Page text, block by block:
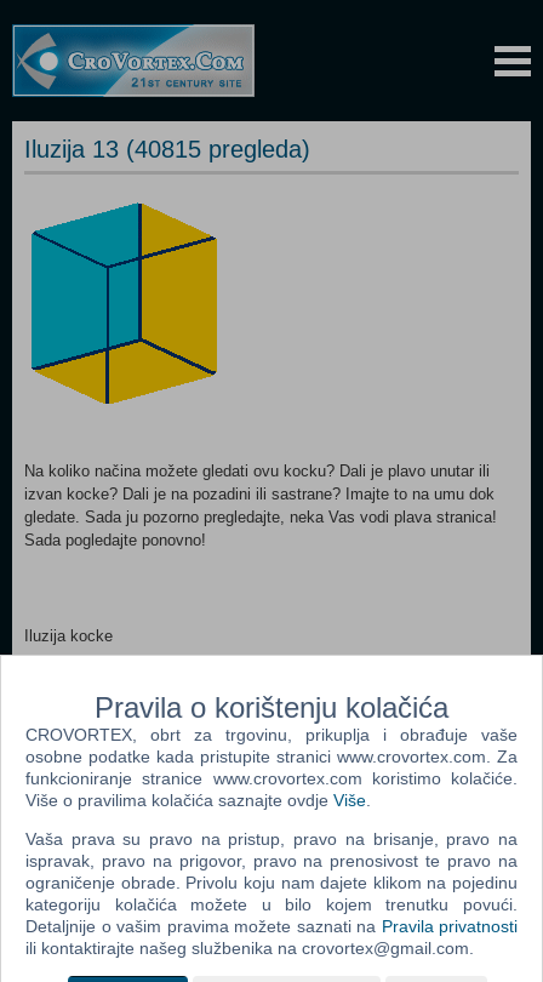
Iluzija 13 (40815 pregleda)
Na koliko načina možete gledati ovu kocku? Dali je plavo unutar ili
izvan kocke? Dali je na pozadini ili sastrane? Imajte to na umu dok
gledate. Sada ju pozorno pregledajte, neka Vas vodi plava stranica!
Sada pogledajte ponovno!
Iluzija kocke
Webshop newsletter
Ime i prezime
Vaš email
Pravila o korištenju kolačića
CROVORTEX, obrt za trgovinu, prikuplja i obrađuje vaše
osobne podatke kada pristupite stranici www.crovortex.com. Za
funkcioniranje stranice www.crovortex.com koristimo kolačiće.
Više o pravilima kolačića saznajte ovdje Više
Vaša prava su pravo na pristup, pravo na brisanje, pravo na
ispravak, pravo na prigovor, pravo na prenosivost te pravo na
ograničenje obrade. Privolu koju nam dajete klikom na pojedinu
kategoriju kolačića možete u bilo kojem trenutku povući.
Detaljnije o vašim pravima možete saznati na Pravila privatnosti
ili kontaktirajte našeg službenika na crovortex@gmail.com.